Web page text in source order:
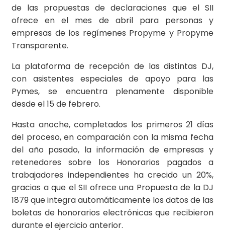
de las propuestas de declaraciones que el SII
ofrece en el mes de abril para personas y
empresas de los regímenes Propyme y Propyme
Transparente.
La plataforma de recepción de las distintas DJ,
con asistentes especiales de apoyo para las
Pymes, se encuentra plenamente disponible
desde el 15 de febrero.
Hasta anoche, completados los primeros 21 días
del proceso, en comparación con la misma fecha
del año pasado, la información de empresas y
retenedores sobre los Honorarios pagados a
trabajadores independientes ha crecido un 20%,
gracias a que el SII ofrece una Propuesta de la DJ
1879 que integra automáticamente los datos de las
boletas de honorarios electrónicas que recibieron
durante el ejercicio anterior.